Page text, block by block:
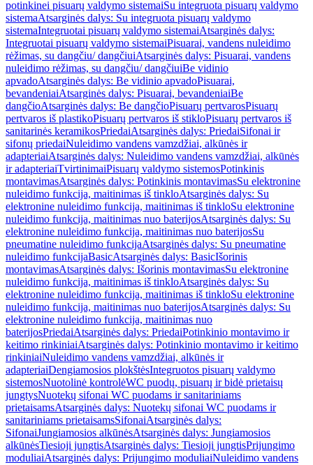
potinkinei pisuarų valdymo sistemaiSu integruota pisuarų valdymo
sistemaAtsarginės dalys: Su integruota pisuarų valdymo
sistemaIntegruotai pisuarų valdymo sistemaiAtsarginės dalys:
Integruotai pisuarų valdymo sistemaiPisuarai, vandens nuleidimo
rėžimas, su dangčiu/ dangčiuiAtsarginės dalys: Pisuarai, vandens
nuleidimo rėžimas, su dangčiu/ dangčiuiBe vidinio
apvadoAtsarginės dalys: Be vidinio apvadoPisuarai,
bevandeniaiAtsarginės dalys: Pisuarai, bevandeniaiBe
dangčioAtsarginės dalys: Be dangčioPisuarų pertvarosPisuarų
pertvaros iš plastikoPisuarų pertvaros iš stikloPisuarų pertvaros iš
sanitarinės keramikosPriedaiAtsarginės dalys: PriedaiSifonai ir
sifonų priedaiNuleidimo vandens vamzdžiai, alkūnės ir
adapteriaiAtsarginės dalys: Nuleidimo vandens vamzdžiai, alkūnės
ir adapteriaiTvirtinimaiPisuarų valdymo sistemosPotinkinis
montavimasAtsarginės dalys: Potinkinis montavimasSu elektronine
nuleidimo funkcija, maitinimas iš tinkloAtsarginės dalys: Su
elektronine nuleidimo funkcija, maitinimas iš tinkloSu elektronine
nuleidimo funkcija, maitinimas nuo baterijosAtsarginės dalys: Su
elektronine nuleidimo funkcija, maitinimas nuo baterijosSu
pneumatine nuleidimo funkcijaAtsarginės dalys: Su pneumatine
nuleidimo funkcijaBasicAtsarginės dalys: BasicIšorinis
montavimasAtsarginės dalys: Išorinis montavimasSu elektronine
nuleidimo funkcija, maitinimas iš tinkloAtsarginės dalys: Su
elektronine nuleidimo funkcija, maitinimas iš tinkloSu elektronine
nuleidimo funkcija, maitinimas nuo baterijosAtsarginės dalys: Su
elektronine nuleidimo funkcija, maitinimas nuo
baterijosPriedaiAtsarginės dalys: PriedaiPotinkinio montavimo ir
keitimo rinkiniaiAtsarginės dalys: Potinkinio montavimo ir keitimo
rinkiniaiNuleidimo vandens vamzdžiai, alkūnės ir
adapteriaiDengiamosios plokštėsIntegruotos pisuarų valdymo
sistemosNuotolinė kontrolėWC puodų, pisuarų ir bidė prietaisų
jungtysNuotekų sifonai WC puodams ir sanitariniams
prietaisamsAtsarginės dalys: Nuotekų sifonai WC puodams ir
sanitariniams prietaisamsSifonaiAtsarginės dalys:
SifonaiJungiamosios alkūnėsAtsarginės dalys: Jungiamosios
alkūnėsTiesioji jungtisAtsarginės dalys: Tiesioji jungtisPrijungimo
moduliaiAtsarginės dalys: Prijungimo moduliaiNuleidimo vandens